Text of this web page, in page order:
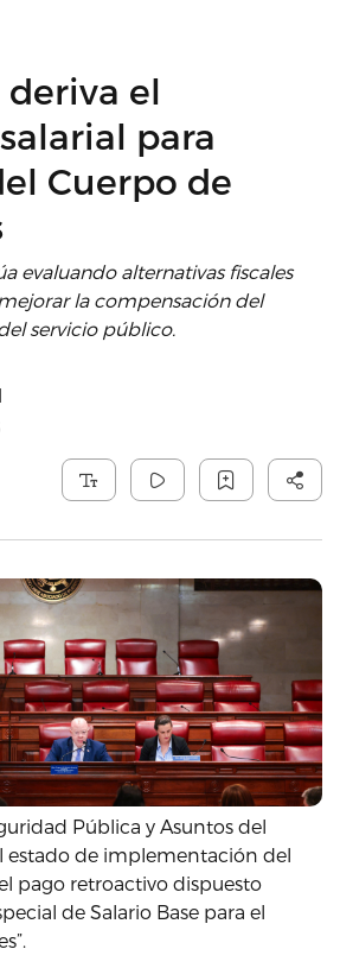
deriva el
para
Cuerpo de
evaluando alternativas fiscales
la compensación del
servicio público.
Pública y Asuntos del
estado de implementación del
pago retroactivo dispuesto
de Salario Base para el